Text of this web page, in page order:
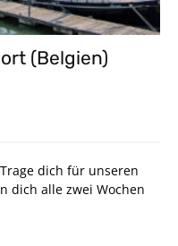
(Belgien)
dich für unseren
dich alle zwei Wochen